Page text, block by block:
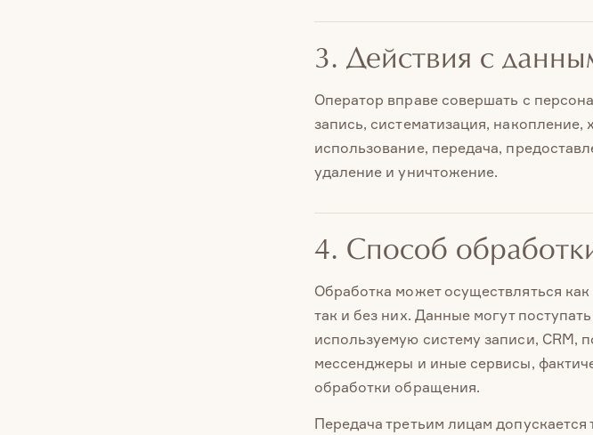
3. Действия с
Оператор вправе совершать с
запись, систематизация, накопление,
использование, передача,
удаление и уничтожение.
4. Способ
Обработка может осуществляться
так и без них. Данные могут
используемую систему записи, CRM,
мессенджеры и иные сервисы,
обработки обращения.
Передача третьим лицам